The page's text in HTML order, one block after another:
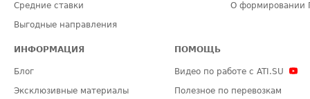
Средние ставки
Выгодные направления
О формировании
ИНФОРМАЦИЯ
Блог
Эксклюзивные материалы
ПОМОЩЬ
Видео по работе с ATI.SU
Полезное по перевозкам